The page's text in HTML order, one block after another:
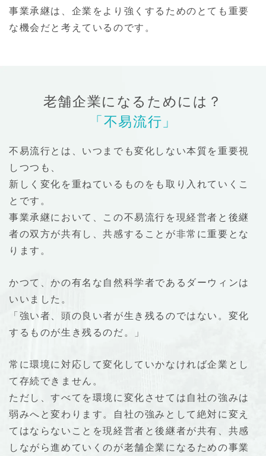
事業承継は、企業をより強くするためのとても重要
な機会だと考えているのです。
老舗企業になるためには？
「不易流行」
不易流行とは、いつまでも変化しない本質を重要視
しつつも、
新しく変化を重ねているものをも取り入れていくこ
とです。
事業承継において、この不易流行を現経営者と後継
者の双方が共有し、共感することが非常に重要とな
ります。
かつて、かの有名な自然科学者であるダーウィンは
いいました。
「強い者、頭の良い者が生き残るのではない。変化
するものが生き残るのだ。」
常に環境に対応して変化していかなければ企業とし
て存続できません。
ただし、すべてを環境に変化させては自社の強みは
弱みへと変わります。自社の強みとして絶対に変え
てはならないことを現経営者と後継者が共有、共感
しながら進めていくのが老舗企業になるための事業